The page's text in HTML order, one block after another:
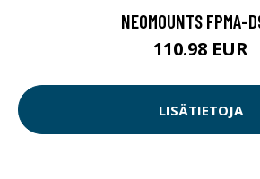
NEOMOUNTS FPMA-
110.98 EUR
LISÄTIETOJA